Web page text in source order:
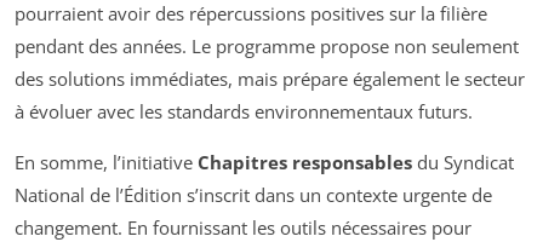
pourraient avoir des répercussions positives sur la filière
pendant des années. Le programme propose non seulement
des solutions immédiates, mais prépare également le secteur
à évoluer avec les standards environnementaux futurs.
En somme, l’initiative Chapitres responsables du Syndicat
National de l’Édition s’inscrit dans un contexte urgente de
changement. En fournissant les outils nécessaires pour